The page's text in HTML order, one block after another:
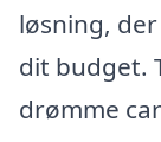
løsning,
dit budget.
drømme